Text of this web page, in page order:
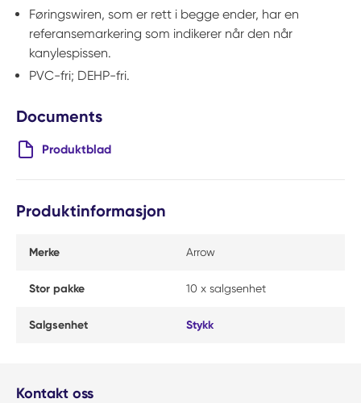
Føringswiren, som er rett i begge ender, har en
referansemarkering som indikerer når den når
kanylespissen.
PVC-fri; DEHP-fri.
Documents
Produktblad
Produktinformasjon
Merke Arrow
Stor pakke 10 x salgsenhet
Salgsenhet Stykk
Kontakt oss